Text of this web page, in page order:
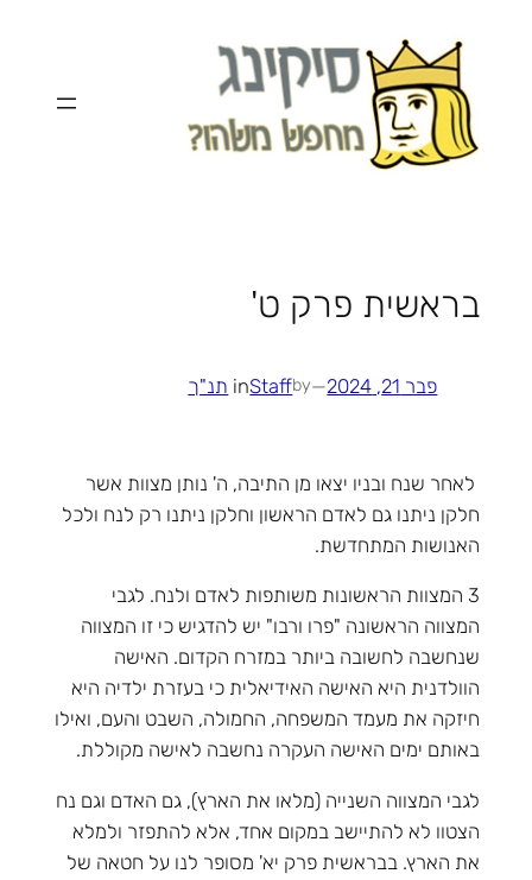
בראשית פרק ט'
פבר 21, 2024 —
by
Staff
in תנ"ך
לאחר שנח ובניו יצאו מן התיבה, ה' נותן מצוות אשר
חלקן ניתנו גם לאדם הראשון וחלקן ניתנו רק לנח ולכל
האנושות המתחדשת.
3 המצוות הראשונות משותפות לאדם ולנח. לגבי
המצווה הראשונה "פרו ורבו" יש להדגיש כי זו המצווה
שנחשבה לחשובה ביותר במזרח הקדום. האישה
הוולדנית היא האישה האידיאלית כי בעזרת ילדיה היא
חיזקה את מעמד המשפחה, החמולה, השבט והעם, ואילו
באותם ימים האישה העקרה נחשבה לאישה מקוללת.
לגבי המצווה השנייה (מלאו את הארץ), גם האדם וגם נח
הצטוו לא להתיישב במקום אחד, אלא להתפזר ולמלא
את הארץ. בבראשית פרק יא' מסופר לנו על חטאה של